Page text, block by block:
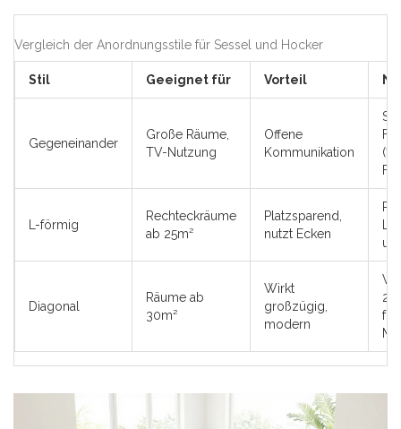
Vergleich der Anordnungsstile für Sessel und Hocker
Stil Geeignet für Vorteil
Gegeneinander
Große Räume,
TV-Nutzung
Offene
Kommunikation
L-förmig
Rechteckräume
ab 25m²
Platzsparend,
nutzt Ecken
Diagonal
Räume ab
30m²
Wirkt
großzügig,
modern
für